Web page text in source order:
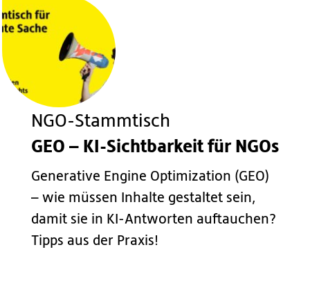
NGO-Stammtisch
GEO – KI-Sichtbarkeit für NGOs
Generative Engine Optimization (GEO)
– wie müssen Inhalte gestaltet sein,
damit sie in KI-Antworten auftauchen?
Tipps aus der Praxis!